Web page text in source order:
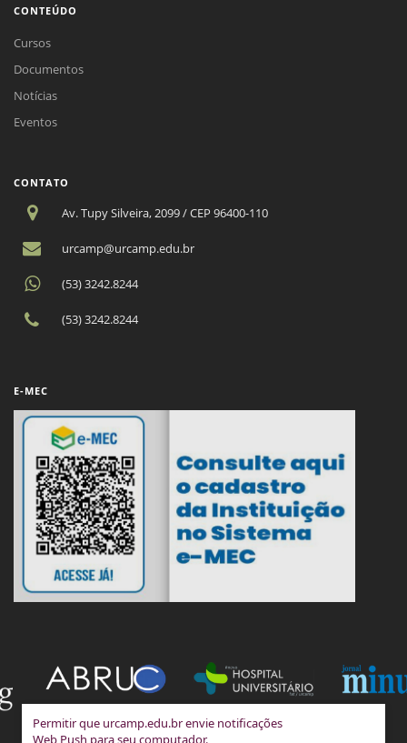
Permitir que urcamp.edu.br envie notificações
Web Push para seu computador.
CONTEÚDO
Cursos
Documentos
Notícias
Eventos
CONTATO
Av. Tupy Silveira, 2099 / CEP 96400-110
urcamp@urcamp.edu.br
(53) 3242.8244
(53) 3242.8244
E-MEC